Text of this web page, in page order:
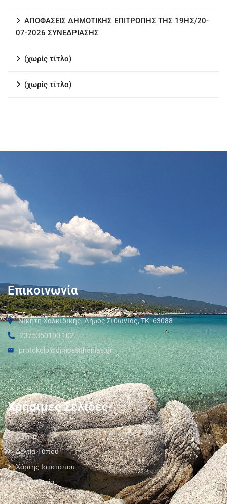
ΑΠΟΦΑΣΕΙΣ ΔΗΜΟΤΙΚΗΣ ΕΠΙΤΡΟΠΗΣ ΤΗΣ 19ΗΣ/20-
07-2026 ΣΥΝΕΔΡΙΑΣΗΣ
(χωρίς τίτλο)
(χωρίς τίτλο)
Επικοινωνία
Νικήτη Χαλκιδικής, Δήμος Σιθωνίας, ΤΚ: 63088
2375350100 102
protokolo@dimossithonias.gr
Χρήσιμες Σελίδες
Αρχική
Δελτία Τύπου
Χάρτης Ιστοτόπου
Επικοινωνία